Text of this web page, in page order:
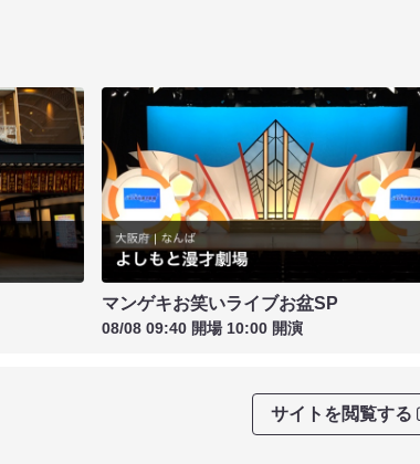
マンゲキお笑いライブお盆SP
08/08 09:40 開場 10:00 開演
サイトを閲覧する